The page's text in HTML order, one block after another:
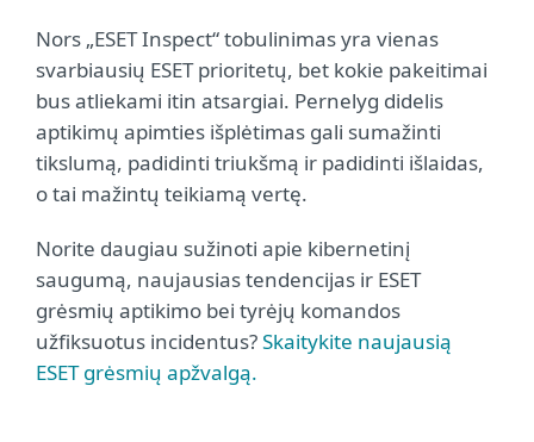
Nors „ESET Inspect“ tobulinimas yra vienas
svarbiausių ESET prioritetų, bet kokie pakeitimai
bus atliekami itin atsargiai. Pernelyg didelis
aptikimų apimties išplėtimas gali sumažinti
tikslumą, padidinti triukšmą ir padidinti išlaidas,
o tai mažintų teikiamą vertę.
Norite daugiau sužinoti apie kibernetinį
saugumą, naujausias tendencijas ir ESET
grėsmių aptikimo bei tyrėjų komandos
užfiksuotus incidentus?Skaitykite naujausią
ESET grėsmių apžvalgą.